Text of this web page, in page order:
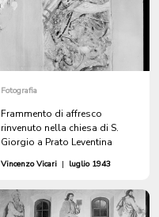
Fotografia
Frammento di affresco
rinvenuto nella chiesa di S.
Giorgio a Prato Leventina
Vincenzo Vicari | luglio 1943